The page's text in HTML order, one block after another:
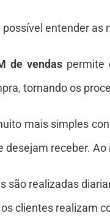
possível entender
de vendaspermite
tornando os
mais simples
desejam receber.
são realizadas
clientes realizam